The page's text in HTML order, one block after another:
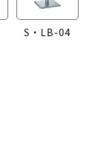
S・LB-04